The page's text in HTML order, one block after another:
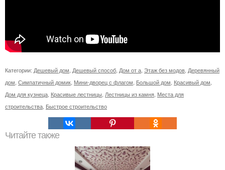
Категории: Дешевый дом Дешевый способ Дом от а Этаж без модов Деревянный
дом Симпатичный домик Мини-дворец с флагом Большой дом Красивый дом
Дом для кузнеца Красивые лестницы Лестницы из камня Места для
строительства Быстрое строительство
Читайте также